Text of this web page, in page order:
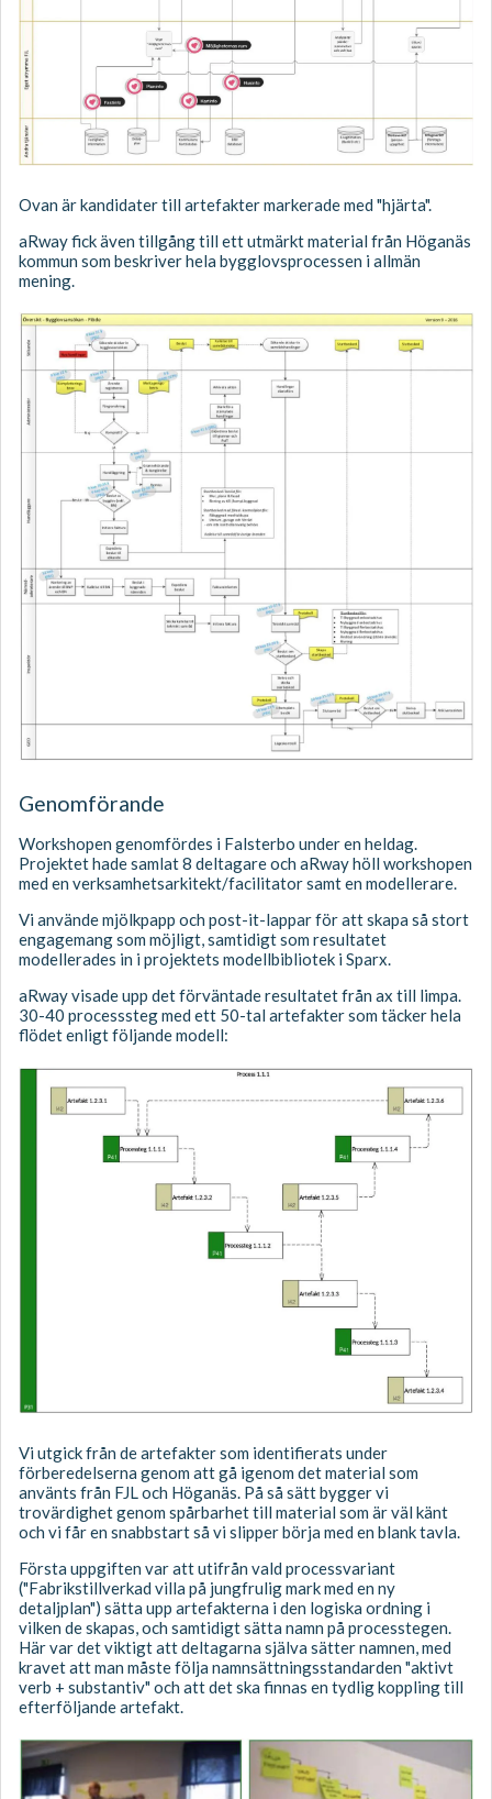
Ovan är kandidater till artefakter markerade med "hjärta".
aRway fick även tillgång till ett utmärkt material från Höganäs
kommun som beskriver hela bygglovsprocessen i allmän
mening.
Genomförande
Workshopen genomfördes i Falsterbo under en heldag.
Projektet hade samlat 8 deltagare och aRway höll workshopen
med en verksamhetsarkitekt/facilitator samt en modellerare.
Vi använde mjölkpapp och post-it-lappar för att skapa så stort
engagemang som möjligt, samtidigt som resultatet
modellerades in i projektets modellbibliotek i Sparx.
aRway visade upp det förväntade resultatet från ax till limpa.
30-40 processsteg med ett 50-tal artefakter som täcker hela
flödet enligt följande modell:
Vi utgick från de artefakter som identifierats under
förberedelserna genom att gå igenom det material som
använts från FJL och Höganäs. På så sätt bygger vi
trovärdighet genom spårbarhet till material som är väl känt
och vi får en snabbstart så vi slipper börja med en blank tavla.
Första uppgiften var att utifrån vald processvariant
("Fabrikstillverkad villa på jungfrulig mark med en ny
detaljplan") sätta upp artefakterna i den logiska ordning i
vilken de skapas, och samtidigt sätta namn på processtegen.
Här var det viktigt att deltagarna själva sätter namnen, med
kravet att man måste följa namnsättningsstandarden "aktivt
verb + substantiv" och att det ska finnas en tydlig koppling till
efterföljande artefakt.